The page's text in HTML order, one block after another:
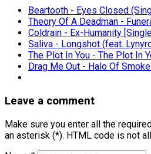
Beartooth - Eyes Closed
Theory Of A Deadman -
Coldrain - Ex-Humanity
Saliva - Longshot (feat.
The Plot In You - The Plot In
Drag Me Out - Halo Of
Leave a comment
Make sure you enter all the
an asterisk (*). HTML code is not